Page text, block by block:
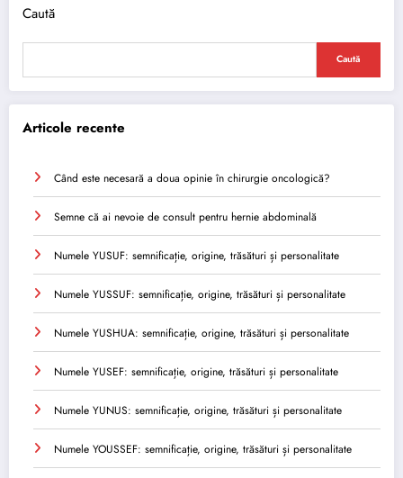
Caută
Caută
Articole recente
Când este necesară a doua opinie în chirurgie oncologică?
Semne că ai nevoie de consult pentru hernie abdominală
Numele YUSUF: semnificație, origine, trăsături și personalitate
Numele YUSSUF: semnificație, origine, trăsături și personalitate
Numele YUSHUA: semnificație, origine, trăsături și personalitate
Numele YUSEF: semnificație, origine, trăsături și personalitate
Numele YUNUS: semnificație, origine, trăsături și personalitate
Numele YOUSSEF: semnificație, origine, trăsături și personalitate